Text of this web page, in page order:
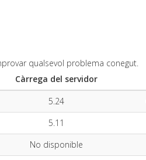
qualsevol problema conegut.
Càrrega del servidor
5.24
5.11
No disponible